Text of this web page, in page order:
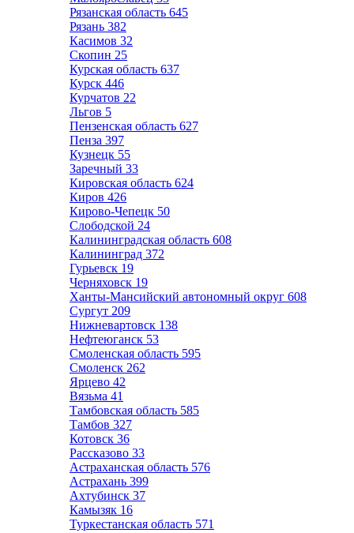
Рязанская область 645
Рязань 382
Касимов 32
Скопин 25
Курская область 637
Курск 446
Курчатов 22
Льгов 5
Пензенская область 627
Пенза 397
Кузнецк 55
Заречный 33
Кировская область 624
Киров 426
Кирово-Чепецк 50
Слободской 24
Калининградская область 608
Калининград 372
Гурьевск 19
Черняховск 19
Ханты-Мансийский автономный округ 608
Сургут 209
Нижневартовск 138
Нефтеюганск 53
Смоленская область 595
Смоленск 262
Ярцево 42
Вязьма 41
Тамбовская область 585
Тамбов 327
Котовск 36
Рассказово 33
Астраханская область 576
Астрахань 399
Ахтубинск 37
Камызяк 16
Туркестанская область 571